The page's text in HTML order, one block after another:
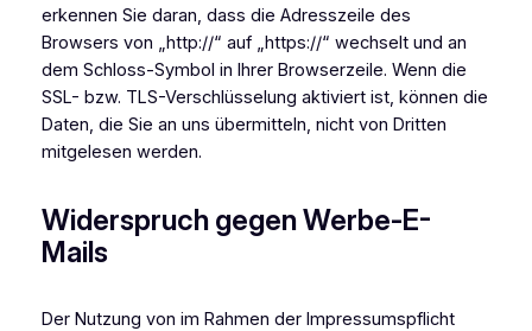
erkennen Sie daran, dass die Adresszeile des
Browsers von „http://“ auf „https://“ wechselt und an
dem Schloss-Symbol in Ihrer Browserzeile. Wenn die
SSL- bzw. TLS-Verschlüsselung aktiviert ist, können die
Daten, die Sie an uns übermitteln, nicht von Dritten
mitgelesen werden.
Widerspruch gegen Werbe-E-
Mails
Der Nutzung von im Rahmen der Impressumspflicht